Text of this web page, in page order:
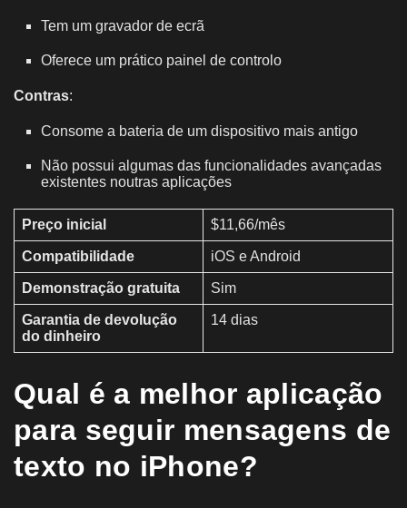
Tem um gravador de ecrã
Oferece um prático painel de controlo
Contras:
Consome a bateria de um dispositivo mais antigo
Não possui algumas das funcionalidades avançadas
existentes noutras aplicações
Preço inicial $11,66/mês
Compatibilidade iOS e Android
Demonstração gratuita Sim
Garantia de devolução
do dinheiro
14 dias
Qual é a melhor aplicação
para seguir mensagens de
texto no iPhone?